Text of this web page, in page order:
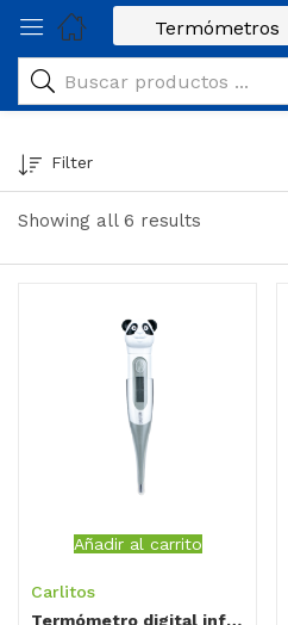
Showing all 6 results
Filter
Añadir al carrito
Carlitos
Termómetro digital infantil Panda Carlitos